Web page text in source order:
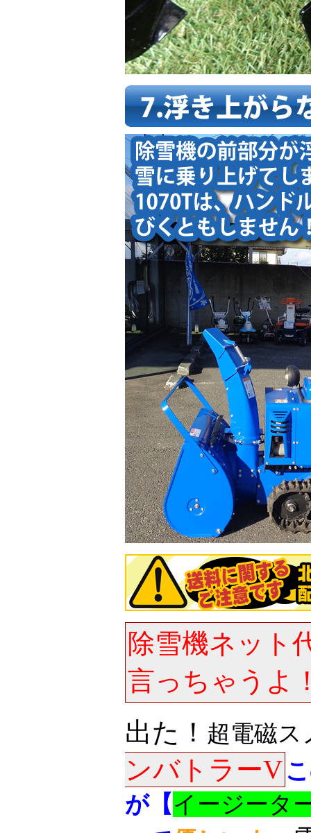
除雪機ネット
言っちゃうよ
出た！ 超電磁ス
ンバトラーV
が【 イージータ